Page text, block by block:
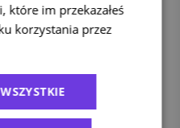
korygującą
im przekazałeś
korzystania przez